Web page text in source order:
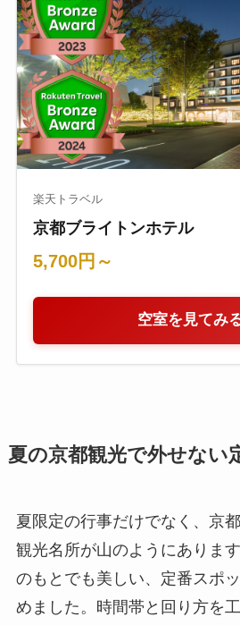
楽天トラベル
京都ブライトンホテル
5,700円～
空室を見てみ
夏の京都観光で外せない
夏限定の行事だけでなく、京
観光名所が山のようにありま
のもとでも美しい、定番スポ
めました。時間帯と回り方を